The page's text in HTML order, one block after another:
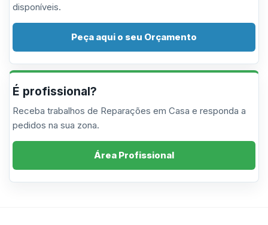
disponíveis.
Peça aqui o seu Orçamento
É profissional?
Receba trabalhos de Reparações em Casa e responda a
pedidos na sua zona.
Área Profissional